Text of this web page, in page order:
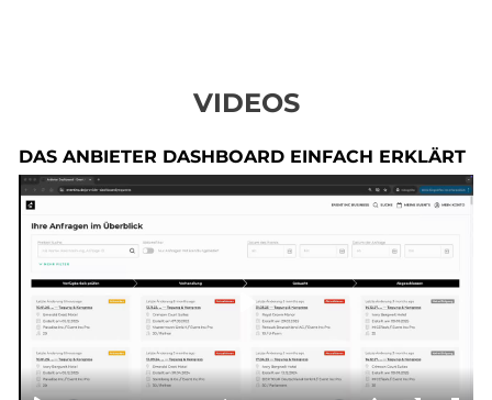
VIDEOS
DAS ANBIETER DASHBOARD EINFACH ERKLÄRT
Play